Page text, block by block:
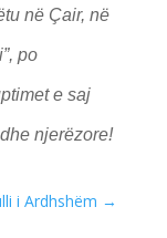
në Çair, në
po
e saj
njerëzore!
i Ardhshëm →